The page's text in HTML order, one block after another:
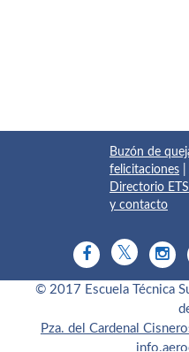
Buzón de
felicitaciones
Directorio
y contacto
© 2017 Escuela Técnica
Pza. del Cardenal